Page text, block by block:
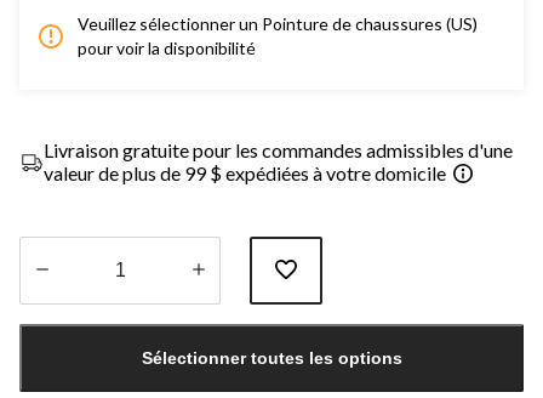
Veuillez sélectionner un Pointure de chaussures (US)
pour voir la disponibilité
Livraison gratuite pour les commandes admissibles d'une
valeur de plus de 99 $ expédiées à votre domicile
jour
Sélectionner toutes les options